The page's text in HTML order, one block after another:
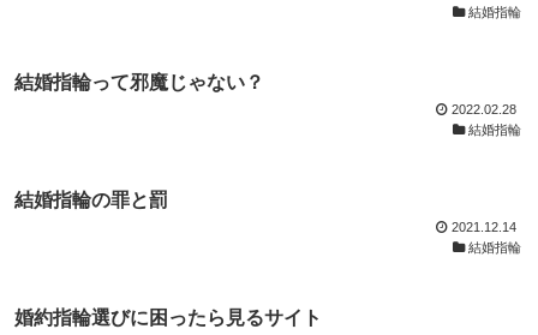
結婚指輪
結婚指輪って邪魔じゃない？
2022.02.28
結婚指輪
結婚指輪の罪と罰
2021.12.14
結婚指輪
婚約指輪選びに困ったら見るサイト